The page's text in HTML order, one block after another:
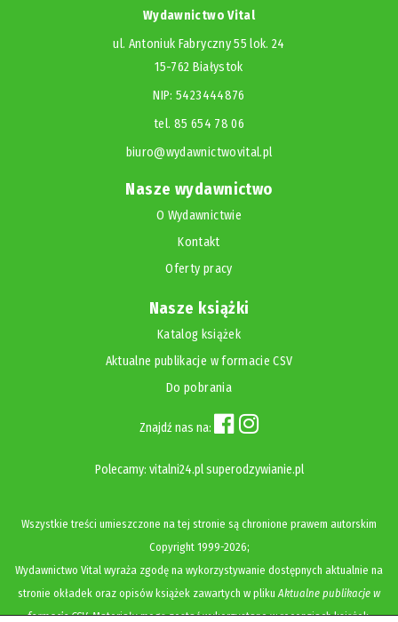
Wydawnictwo Vital
ul. Antoniuk Fabryczny 55 lok. 24
15-762 Białystok
NIP: 5423444876
tel. 85 654 78 06
biuro@wydawnictwovital.pl
Nasze wydawnictwo
O Wydawnictwie
Kontakt
Oferty pracy
Nasze książki
Katalog książek
Aktualne publikacje w formacie CSV
Do pobrania
Znajdź nas na:
Polecamy: vitalni24.pl superodzywianie.pl
Wszystkie treści umieszczone na tej stronie są chronione prawem autorskim
Copyright1999-2026;
Wydawnictwo Vital wyraża zgodę na wykorzystywanie dostępnych aktualnie na
stronie okładek oraz opisów książek zawartych w plikuAktualne publikacje w
formacie CSV. Materiały mogą zostać wykorzystane w recenzjach książek,